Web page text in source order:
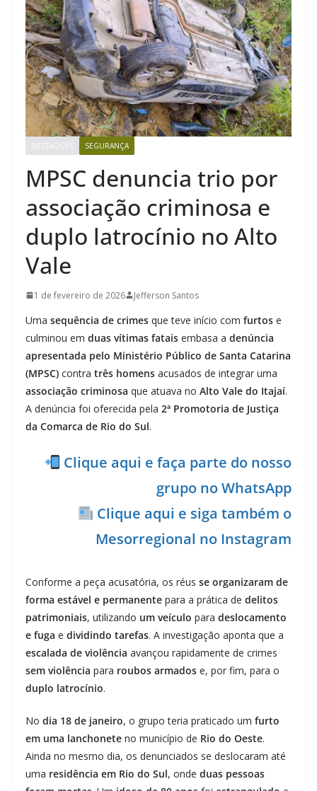
DESTAQUES SEGURANÇA
MPSC denuncia trio por
associação criminosa e
duplo latrocínio no Alto
Vale
1 de fevereiro de 2026 Jefferson Santos
Uma sequência de crimes que teve início com furtos e
culminou em duas vítimas fatais embasa a denúncia
apresentada pelo Ministério Público de Santa Catarina
(MPSC) contra três homens acusados de integrar uma
associação criminosa que atuava no Alto Vale do Itajaí.
A denúncia foi oferecida pela 2ª Promotoria de Justiça
da Comarca de Rio do Sul.
Clique aqui e faça parte do nosso
grupo no WhatsApp
Clique aqui e siga também o
Mesorregional no Instagram
Conforme a peça acusatória, os réus se organizaram de
forma estável e permanente para a prática de delitos
patrimoniais, utilizando um veículo para deslocamento
e fuga e dividindo tarefas. A investigação aponta que a
escalada de violência avançou rapidamente de crimes
sem violência para roubos armados e, por fim, para o
duplo latrocínio.
No dia 18 de janeiro, o grupo teria praticado um furto
em uma lanchonete no município de Rio do Oeste.
Ainda no mesmo dia, os denunciados se deslocaram até
uma residência em Rio do Sul, onde duas pessoas